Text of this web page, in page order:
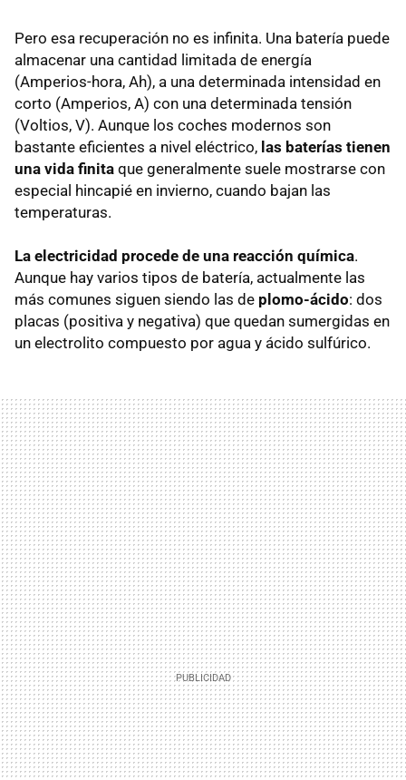
Pero esa recuperación no es infinita. Una batería puede
almacenar una cantidad limitada de energía
(Amperios-hora, Ah), a una determinada intensidad en
corto (Amperios, A) con una determinada tensión
(Voltios, V). Aunque los coches modernos son
bastante eficientes a nivel eléctrico, las baterías tienen
una vida finita que generalmente suele mostrarse con
especial hincapié en invierno, cuando bajan las
temperaturas.
La electricidad procede de una reacción química.
Aunque hay varios tipos de batería, actualmente las
más comunes siguen siendo las de plomo-ácido: dos
placas (positiva y negativa) que quedan sumergidas en
un electrolito compuesto por agua y ácido sulfúrico.